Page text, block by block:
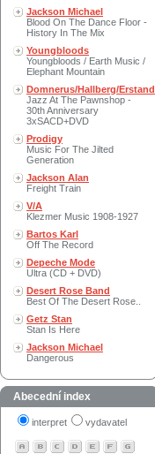
Jackson Michael
Blood On The Dance Floor -
History In The Mix
Youngbloods
Youngbloods / Earth Music /
Elephant Mountain
Domnerus/Hallberg/Erstand
Jazz At The Pawnshop -
30th Anniversary
3xSACD+DVD
Prodigy
Music For The Jilted
Generation
Jackson Alan
Freight Train
V/A
Klezmer Music 1908-1927
Bartos Karl
Off The Record
Depeche Mode
Ultra (CD + DVD)
Desert Rose Band
Best Of The Desert Rose..
Getz Stan
Stan Is Here
Jackson Michael
Dangerous
Abecední index
interpret vydavatel